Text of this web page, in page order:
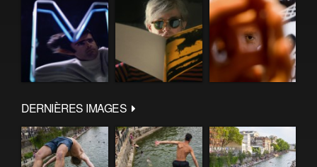
DERNIÈRES IMAGES